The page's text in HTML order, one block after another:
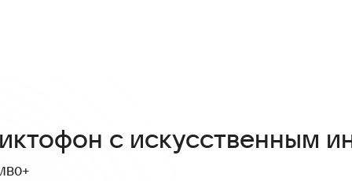
с искусственным
0+